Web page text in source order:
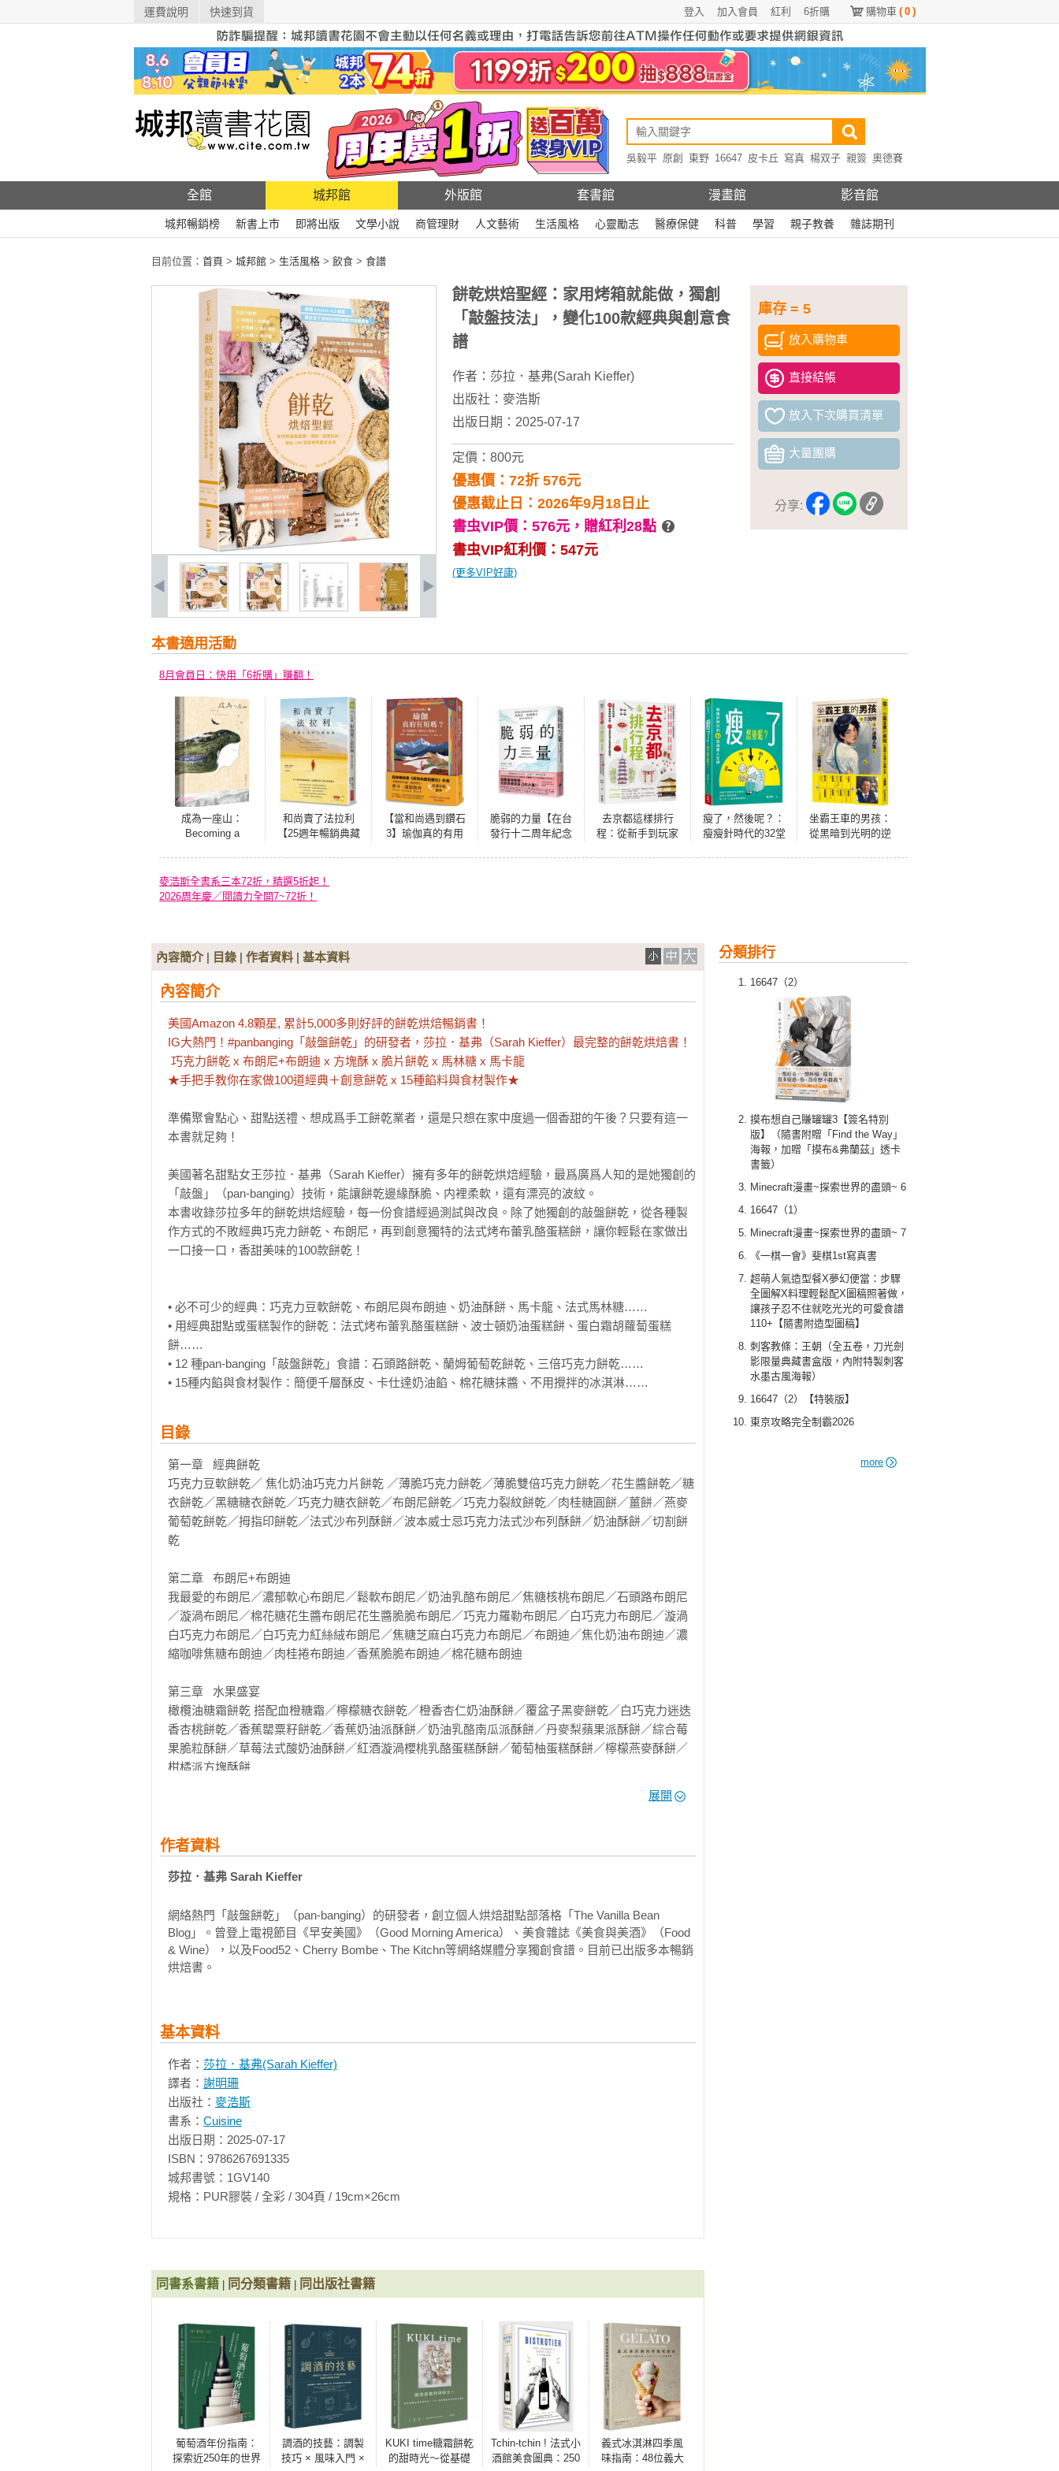
運費說明 快速到貨 購物車 ( 0 )
6折購
紅利
加入會員
登入
吳毅平 原創 東野 16647 皮卡丘 寫真 楊双子 親簽 奧德賽
全館 城邦館 外版館 套書館 漫畫館 影音館
城邦暢銷榜 新書上市 即將出版 文學小說 商管理財 人文藝術 生活風格 心靈勵志 醫療保健 科普 學習 親子教養 雜誌期刊
目前位置： 首頁 > 城邦館 > 生活風格 > 飲食 > 食譜
庫存 = 5
放入購物車
直接結帳
放入下次購買清單
大量團購
分享:
餅乾烘焙聖經：家用烤箱就能做，獨創
「敲盤技法」，變化100款經典與創意食
譜
作者： 莎拉．基弗(Sarah Kieffer)
出版社： 麥浩斯
出版日期：2025-07-17
定價：800元
優惠價：72折 576元
優惠截止日：2026年9月18日止
書虫VIP價：576元， 贈紅利28點
書虫VIP紅利價：547元
(更多VIP好康)
本書適用活動
8月會員日：快用「6折購」賺翻！
成為一座山：
Becoming a
和尚賣了法拉利
【25週年暢銷典藏
【當和尚遇到鑽石
3】瑜伽真的有用
脆弱的力量【在台
發行十二周年紀念
去京都這樣排行
程：從新手到玩家
瘦了，然後呢？：
瘦瘦針時代的32堂
坐霸王車的男孩：
從黑暗到光明的逆
麥浩斯全書系三本72折，精選5折起！
2026周年慶／閱讀力全開7~72折！
分類排行
16647（2）
摸布想自己賺罐罐3【簽名特別
版】（隨書附贈「Find the Way」
海報，加贈「摸布&弗蘭茲」透卡
書籤）
Minecraft漫畫~探索世界的盡頭~ 6
16647（1）
Minecraft漫畫~探索世界的盡頭~ 7
《一棋一會》斐棋1st寫真書
超萌人氣造型餐X夢幻便當：步驟
全圖解X料理輕鬆配X圖稿照著做，
讓孩子忍不住就吃光光的可愛食譜
110+【隨書附造型圖稿】
刺客教條：王朝（全五卷，刀光劍
影限量典藏書盒版，內附特製刺客
水墨古風海報）
16647（2）【特裝版】
東京攻略完全制霸2026
more
內容簡介| 目錄 | 作者資料 | 基本資料
內容簡介
美國Amazon 4.8顆星, 累計5,000多則好評的餅乾烘焙暢銷書！
IG大熱門！#panbanging「敲盤餅乾」的研發者，莎拉．基弗（Sarah Kieffer）最完整的餅乾烘焙書！
★手把手教你在家做100道經典＋創意餅乾 x 15種餡料與食材製作★
準備聚會點心、甜點送禮、想成爲手工餅乾業者，還是只想在家中度過一個香甜的午後？只要有這一
本書就足夠！
美國著名甜點女王莎拉．基弗（Sarah Kieffer）擁有多年的餅乾烘焙經驗，最爲廣爲人知的是她獨創的
「敲盤」（pan-banging）技術，能讓餅乾邊緣酥脆、内裡柔軟，還有漂亮的波紋。
本書收錄莎拉多年的餅乾烘焙經驗，每一份食譜經過測試與改良。除了她獨創的敲盤餅乾，從各種製
作方式的不敗經典巧克力餅乾、布朗尼，再到創意獨特的法式烤布蕾乳酪蛋糕餅，讓你輕鬆在家做出
一口接一口，香甜美味的100款餅乾！
• 必不可少的經典：巧克力豆軟餅乾、布朗尼與布朗迪、奶油酥餅、馬卡龍、法式馬林糖……
• 用經典甜點或蛋糕製作的餅乾：法式烤布蕾乳酪蛋糕餅、波士頓奶油蛋糕餅、蛋白霜胡蘿蔔蛋糕
餅……
• 12 種pan-banging「敲盤餅乾」食譜：石頭路餅乾、蘭姆葡萄乾餅乾、三倍巧克力餅乾……
• 15種内餡與食材製作：簡便千層酥皮、卡仕達奶油餡、棉花糖抹醬、不用攪拌的冰淇淋……
目錄
第一章   經典餅乾
巧克力豆軟餅乾／ 焦化奶油巧克力片餅乾 ／薄脆巧克力餅乾／薄脆雙倍巧克力餅乾／花生醬餅乾／糖
衣餅乾／黑糖糖衣餅乾／巧克力糖衣餅乾／布朗尼餅乾／巧克力裂紋餅乾／肉桂糖圓餅／薑餅／燕麥
葡萄乾餅乾／拇指印餅乾／法式沙布列酥餅／波本威士忌巧克力法式沙布列酥餅／奶油酥餅／切割餅
乾
第二章   布朗尼+布朗迪
我最愛的布朗尼／濃郁軟心布朗尼／鬆軟布朗尼／奶油乳酪布朗尼／焦糖核桃布朗尼／石頭路布朗尼
／漩渦布朗尼／棉花糖花生醬布朗尼花生醬脆脆布朗尼／巧克力羅勒布朗尼／白巧克力布朗尼／漩渦
白巧克力布朗尼／白巧克力紅絲絨布朗尼／焦糖芝麻白巧克力布朗尼／布朗迪／焦化奶油布朗迪／濃
縮咖啡焦糖布朗迪／肉桂捲布朗迪／香蕉脆脆布朗迪／棉花糖布朗迪
第三章   水果盛宴
橄欖油糖霜餅乾 搭配血橙糖霜／檸檬糖衣餅乾／橙香杏仁奶油酥餅／覆盆子黑麥餅乾／白巧克力迷迭
香杏桃餅乾／香蕉罌粟籽餅乾／香蕉奶油派酥餅／奶油乳酪南瓜派酥餅／丹麥梨蘋果派酥餅／綜合莓
果脆粒酥餅／草莓法式酸奶油酥餅／紅酒漩渦櫻桃乳酪蛋糕酥餅／葡萄柚蛋糕酥餅／檸檬燕麥酥餅／
柑橘派方塊酥餅
可碎粒焦糖漩渦馬林糖／雙倍巧克力濃縮咖啡餅乾／濃縮咖啡乳酪蛋糕酥餅／黑白乳酪蛋糕酥餅／巧
蔔蛋糕餅
第五章   玩樂時光
馬卡龍／巧克力馬卡龍／那不勒斯三色餅乾／捲餅乾／雙色餅乾／萬用餅乾／巧克力夾心餅乾／蘇格
蘭酥餅／焦糖花生方塊酥／巧克力花生醬椒鹽脆餅木紋脆片／焦糖白巧克力開心果木紋脆片
醬餅乾／薑糖蜜餅乾／肉桂糖圓餅／糖衣餅乾／香蕉濃縮咖啡可可碎粒餅乾／棉花糖巧克力餅乾
第七章   創意混搭
布朗尼餅乾 搭配小豆蔻奶油霜夾心／花生醬餅乾 搭配花生醬夾心／肉桂糖圓餅 搭配南瓜奶油霜夾心／
薑餅 搭配鹽之花焦糖冰淇淋夾心／燕麥奶油派／糖衣餅乾 搭配覆盆子漩渦冰淇淋夾心／布朗尼 搭配咖
啡冰淇淋夾心／白巧克力布朗尼 搭配榛果冰淇淋夾心／巧克力碎粒餅乾 搭配冰淇淋和糖珠／巧克力麥
芽冰淇淋方塊餅
第八章     附錄食譜
派皮基底／簡便千層酥皮／焦化奶油／卡士達奶油餡／檸檬卡士達奶油餡／焦糖／法式酸奶油／棉花
片
展開
作者資料
莎拉．基弗 Sarah Kieffer
網絡熱門「敲盤餅乾」（pan-banging）的研發者，創立個人烘焙甜點部落格「The Vanilla Bean
Blog」。曾登上電視節目《早安美國》（Good Morning America）、美食雜誌《美食與美酒》（Food
& Wine），以及Food52、Cherry Bombe、The Kitchn等網絡媒體分享獨創食譜。目前已出版多本暢銷
烘焙書。
基本資料
作者： 莎拉．基弗(Sarah Kieffer)
譯者： 謝明珊
出版社： 麥浩斯
書系： Cuisine
出版日期：2025-07-17
ISBN：9786267691335
城邦書號：1GV140
規格：PUR膠裝 / 全彩 / 304頁 / 19cm×26cm
同書系書籍 同分類書籍 同出版社書籍
葡萄酒年份指南：
探索近250年的世界
調酒的技藝：調製
技巧 × 風味入門 ×
KUKI time糖霜餅乾
的甜時光～從基礎
Tchin-tchin ! 法式小
酒館美食圖典：250
義式冰淇淋四季風
味指南：48位義大